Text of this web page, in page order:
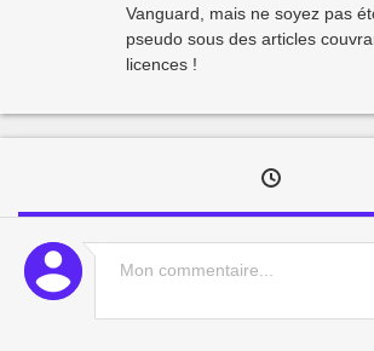
Vanguard, mais ne soyez pas
pseudo sous des articles
licences !